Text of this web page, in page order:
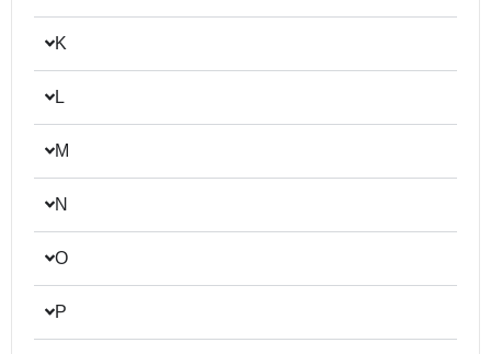
K
L
M
N
O
P